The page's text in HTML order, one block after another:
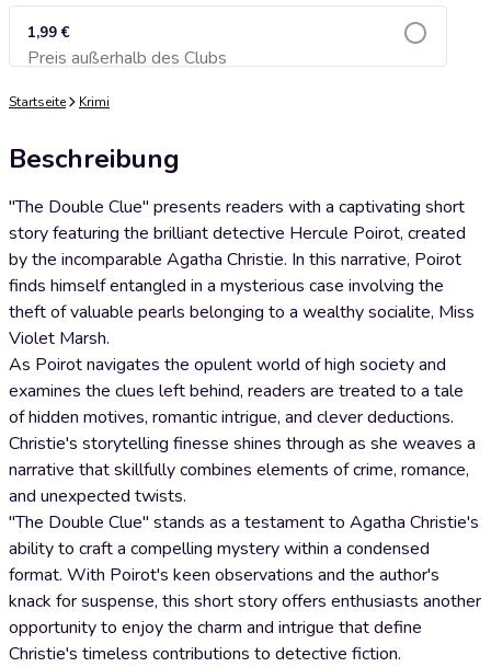
1,99 €
Preis außerhalb des ClubsZum Warenkorb hinzufügen
Startseite Krimi
Beschreibung
"The Double Clue" presents readers with a captivating short
story featuring the brilliant detective Hercule Poirot, created
by the incomparable Agatha Christie. In this narrative, Poirot
finds himself entangled in a mysterious case involving the
theft of valuable pearls belonging to a wealthy socialite, Miss
Violet Marsh.
As Poirot navigates the opulent world of high society and
examines the clues left behind, readers are treated to a tale
of hidden motives, romantic intrigue, and clever deductions.
Christie's storytelling finesse shines through as she weaves a
narrative that skillfully combines elements of crime, romance,
and unexpected twists.
"The Double Clue" stands as a testament to Agatha Christie's
ability to craft a compelling mystery within a condensed
format. With Poirot's keen observations and the author's
knack for suspense, this short story offers enthusiasts another
opportunity to enjoy the charm and intrigue that define
Christie's timeless contributions to detective fiction.